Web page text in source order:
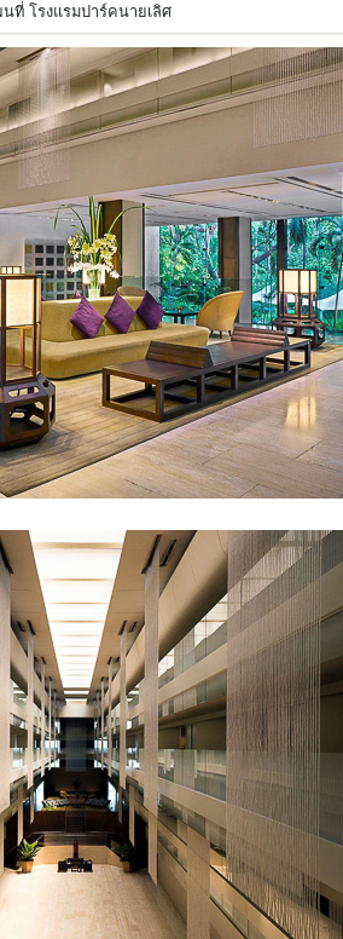
ที่ โรงแรมปาร์คนายเลิศ